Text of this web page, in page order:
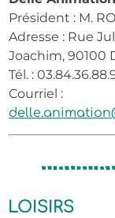
Président : M.
Adresse : Rue
Joachim, 90100
Tél. :
Courriel :
LOISIRS